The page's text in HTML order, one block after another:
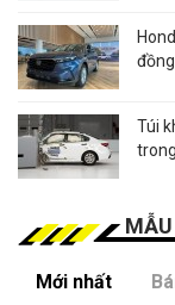
đồng
Túi
MẪU
Mới nhất